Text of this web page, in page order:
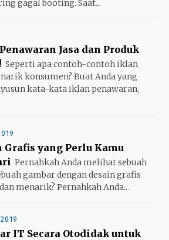
gagal booting. Saat...
Jasa dan Produk
Seperti apa contoh-contoh iklan
konsumen? Buat Anda yang
kata-kata iklan penawaran,
yang Perlu Kamu
Pernahkah Anda melihat sebuah
gambar dengan desain grafis
menarik? Pernahkah Anda...
IT Secara Otodidak untuk